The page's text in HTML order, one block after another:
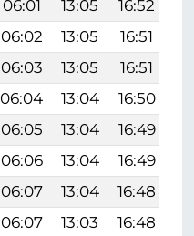
06:01 13:05 16:52
06:02 13:05 16:51
06:03 13:05 16:51
06:04 13:04 16:50
06:05 13:04 16:49
06:06 13:04 16:49
06:07 13:04 16:48
06:07 13:03 16:48